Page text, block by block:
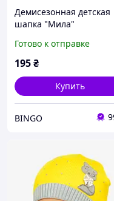
Демисезонная детская
шапка "Мила"
Готово к отправке
195₴
Купить
BINGO